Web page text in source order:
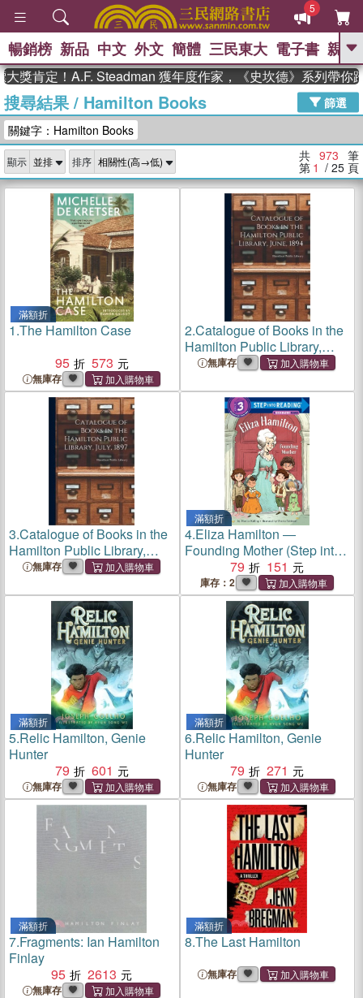
5
GO
熱搜： 東野圭吾 高希均教授回憶錄
、 The Odyssey 、 父親節 、 如果歷
獎 臺灣漫遊錄 、 方念華 、 台灣的李
登輝時代
數學女孩：黎曼猜想 、
偉大的迷走神經
暢銷榜 新品 中文 外文 簡體 三民東大 電子書 親子
定！A.F. Steadman 獲年度作家，《史坎德》系列帶你踏上熱
搜尋結果/ Hamilton Books
篩選
關鍵字：Hamilton Books
顯示 排序 共 973 筆
第 1 / 25 頁
滿額折
1.The Hamilton Case
95
573
無庫存
2.Catalogue of Books in the
Hamilton Public Library,
June, 1894 [microform]
無庫存
3.Catalogue of Books in the
Hamilton Public Library,
July, 1897 [microform]
無庫存
滿額折
4.Eliza Hamilton ―
Founding Mother (Step into
Reading Level 3)
79 151
庫存：2
滿額折
5.Relic Hamilton, Genie
Hunter
79
601
無庫存
滿額折
6.Relic Hamilton, Genie
Hunter
79
271
無庫存
滿額折
7.Fragments: Ian Hamilton
Finlay
95
2613
無庫存
滿額折
8.The Last Hamilton
無庫存